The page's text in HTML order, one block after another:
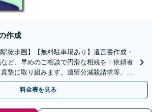
作成
徒歩圏】【無料駐車場あり】遺言書作成・
ど、早めのご相談で円滑な相続を！依頼者
摯に取り組みます。遺留分減殺請求等、揉
応致します。
料金表を見る